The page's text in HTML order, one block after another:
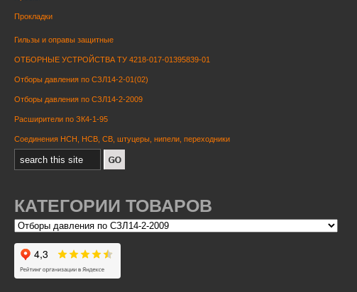
Прокладки
Гильзы и оправы защитные
ОТБОРНЫЕ УСТРОЙСТВА ТУ 4218-017-01395839-01
Отборы давления по СЗЛ14-2-01(02)
Отборы давления по СЗЛ14-2-2009
Расширители по ЗК4-1-95
Соединения НСН, НСВ, СВ, штуцеры, нипели, переходники
КАТЕГОРИИ ТОВАРОВ